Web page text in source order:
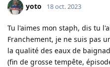
yoto 18 oct. 2023
Tu l'aimes mon staph, dis tu
Franchement, je ne suis pas
la qualité des eaux de
(fin de grosse tempête,